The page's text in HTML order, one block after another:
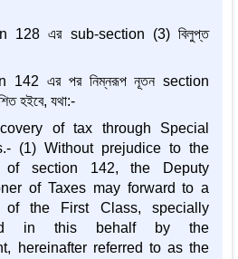
128 এর sub-section (3) বিলুপ্ত
142 এর পর নিম্নরূপ নূতন section
হইবে, যথা:-
of tax through Special
(1) Without prejudice to the
of section 142, the Deputy
of Taxes may forward to a
of the First Class, specially
in this behalf by the
hereinafter referred to as the